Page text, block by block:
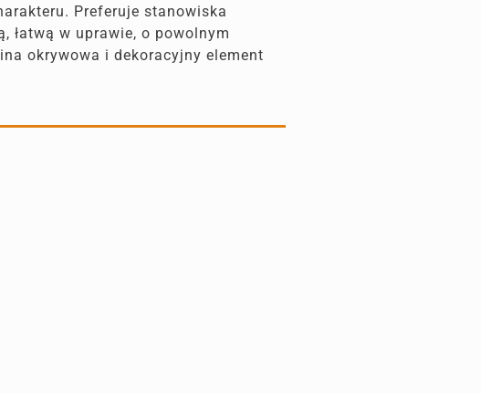
Preferuje stanowiska
łatwą w uprawie, o powolnym
okrywowa i dekoracyjny element